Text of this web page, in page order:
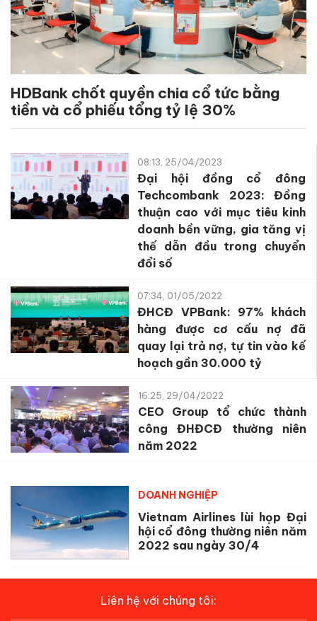
HDBank chốt quyền chia cổ tức bằng
tiền và cổ phiếu tổng tỷ lệ 30%
08:13, 25/04/2023
Đại hội đồng cổ đông
Techcombank 2023: Đồng
thuận cao với mục tiêu kinh
doanh bền vững, gia tăng vị
thế dẫn đầu trong chuyển
đổi số
07:34, 01/05/2022
ĐHCĐ VPBank: 97% khách
hàng được cơ cấu nợ đã
quay lại trả nợ, tự tin vào kế
hoạch gần 30.000 tỷ
16:25, 29/04/2022
CEO Group tổ chức thành
công ĐHĐCĐ thường niên
năm 2022
DOANH NGHIỆP
Vietnam Airlines lùi họp Đại
hội cổ đông thường niên năm
2022 sau ngày 30/4
Liên hệ với chúng tôi: